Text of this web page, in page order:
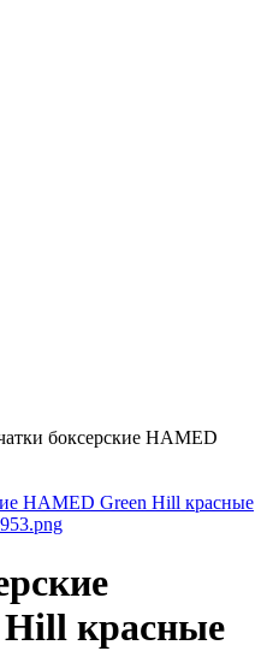
боксерские HAMED
красные